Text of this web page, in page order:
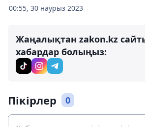
00:55, 30 наурыз 2023
Жаңалықтан zakon.kz
хабардар болыңыз:
Пікірлер 0